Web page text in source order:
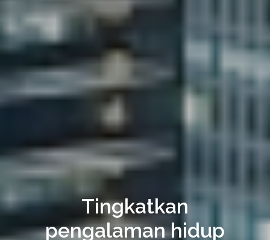
Tingkatkan
pengalaman hidup